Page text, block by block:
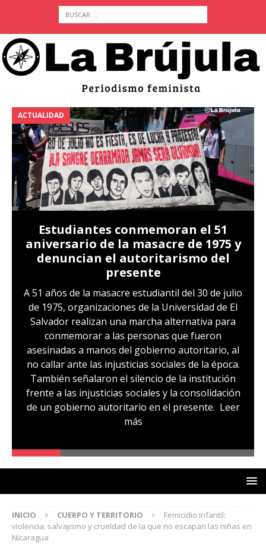
ACTUALIDAD
Estudiantes conmemoran el 51
aniversario de la masacre de 1975 y
denuncian el autoritarismo del
presente
A 51 años de la masacre estudiantil del 30 de julio
de 1975, organizaciones de la Universidad de El
Salvador realizan una marcha alternativa para
conmemorar a las personas que fueron
asesinadas a manos del gobierno autoritario, al
no callar ante las injusticias sociales de la época.
También señalaron el silencio de la institución
frente a las injusticias sociales y la consolidación
de un gobierno autoritario en el presente. Leer
más
INICIO CUERPO Y TERRITORIO
Femicidio infantil:
violencia, salvajismo y crueldad de la que no escapan las niñas en
Nicaragua